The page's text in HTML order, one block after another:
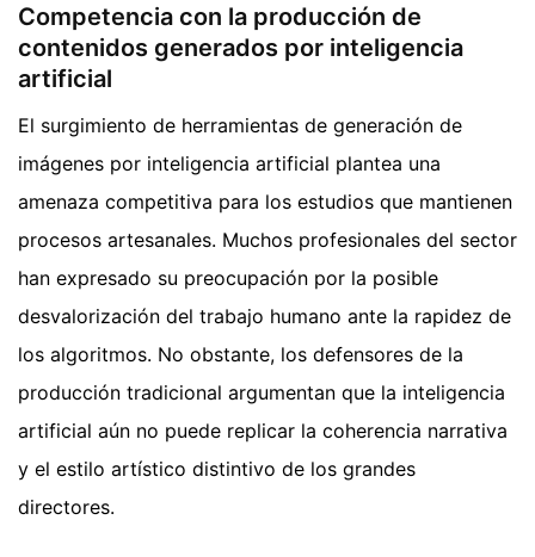
Competencia con la producción de
contenidos generados por inteligencia
artificial
El surgimiento de herramientas de generación de
imágenes por inteligencia artificial plantea una
amenaza competitiva para los estudios que mantienen
procesos artesanales. Muchos profesionales del sector
han expresado su preocupación por la posible
desvalorización del trabajo humano ante la rapidez de
los algoritmos. No obstante, los defensores de la
producción tradicional argumentan que la inteligencia
artificial aún no puede replicar la coherencia narrativa
y el estilo artístico distintivo de los grandes
directores.